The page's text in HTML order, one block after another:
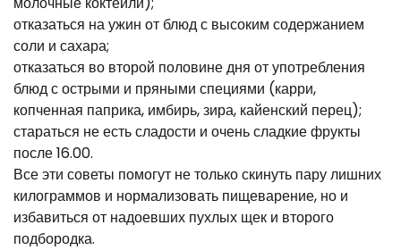
отказаться на ужин от блюд с высоким содержанием
соли и сахара;
отказаться во второй половине дня от употребления
блюд с острыми и пряными специями (карри,
копченная паприка, имбирь, зира, кайенский перец);
стараться не есть сладости и очень сладкие фрукты
после 16.00.
Все эти советы помогут не только скинуть пару лишних
килограммов и нормализовать пищеварение, но и
избавиться от надоевших пухлых щек и второго
подбородка.